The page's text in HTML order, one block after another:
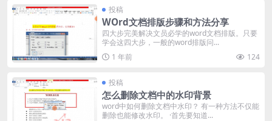
投稿
WOrd文档排版步骤和方法分享
四大步完美解决文员必学的word文档排版。只要
学会这四大步，一般的word排版问...
1 年前
124
投稿
怎么删除文档中的水印背景
word中如何删除文档中水印？ 有一种方法不仅能
删除也能修改水印。 ·首先要知道...